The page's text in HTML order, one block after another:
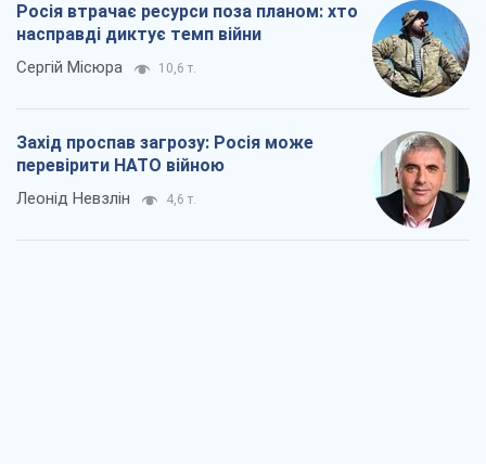
Росія втрачає ресурси поза планом: хто
насправді диктує темп війни
Сергій Місюра 10,6 т.
Захід проспав загрозу: Росія може
перевірити НАТО війною
Леонід Невзлін 4,6 т.